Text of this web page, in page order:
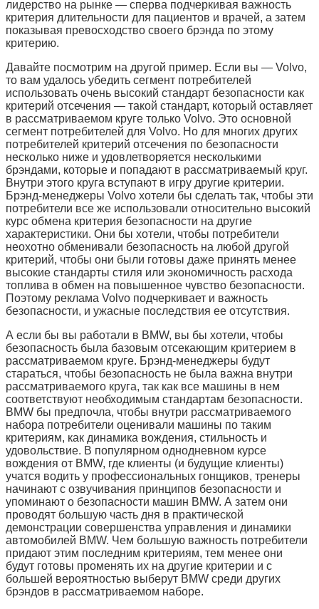
лидерство на рынке — сперва подчеркивая важность
критерия длительности для пациентов и врачей, а затем
показывая превосходство своего брэнда по этому
критерию.
Давайте посмотрим на другой пример. Если вы — Volvo,
то вам удалось убедить сегмент потребителей
использовать очень высокий стандарт безопасности как
критерий отсечения — такой стандарт, который оставляет
в рассматриваемом круге только Volvo. Это основной
сегмент потребителей для Volvo. Но для многих других
потребителей критерий отсечения по безопасности
несколько ниже и удовлетворяется несколькими
брэндами, которые и попадают в рассматриваемый круг.
Внутри этого круга вступают в игру другие критерии.
Брэнд-менеджеры Volvo хотели бы сделать так, чтобы эти
потребители все же использовали относительно высокий
курс обмена критерия безопасности на другие
характеристики. Они бы хотели, чтобы потребители
неохотно обменивали безопасность на любой другой
критерий, чтобы они были готовы даже принять менее
высокие стандарты стиля или экономичность расхода
топлива в обмен на повышенное чувство безопасности.
Поэтому реклама Volvo подчеркивает и важность
безопасности, и ужасные последствия ее отсутствия.
А если бы вы работали в BMW, вы бы хотели, чтобы
безопасность была базовым отсекающим критерием в
рассматриваемом круге. Брэнд-менеджеры будут
стараться, чтобы безопасность не была важна внутри
рассматриваемого круга, так как все машины в нем
соответствуют необходимым стандартам безопасности.
BMW бы предпочла, чтобы внутри рассматриваемого
набора потребители оценивали машины по таким
критериям, как динамика вождения, стильность и
удовольствие. В популярном однодневном курсе
вождения от BMW, где клиенты (и будущие клиенты)
учатся водить у профессиональных гонщиков, тренеры
начинают с озвучивания принципов безопасности и
упоминают о безопасности машин BMW. А затем они
проводят большую часть дня в практической
демонстрации совершенства управления и динамики
автомобилей BMW. Чем большую важность потребители
придают этим последним критериям, тем менее они
будут готовы променять их на другие критерии и с
большей вероятностью выберут BMW среди других
брэндов в рассматриваемом наборе.